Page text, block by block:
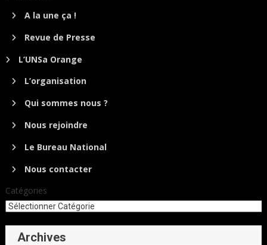
A la une ça !
Revue de Presse
L’UNSa Orange
L’organisation
Qui sommes nous ?
Nous rejoindre
Le Bureau National
Nous contacter
Catégories
Archives